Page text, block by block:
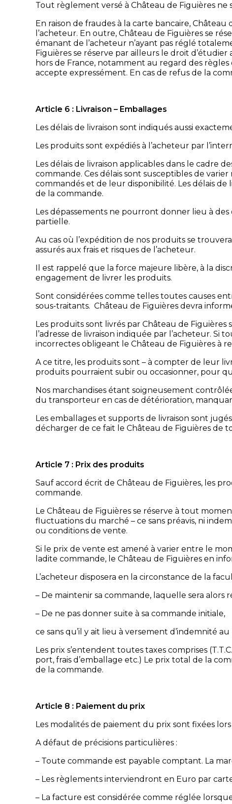
Tout règlement versé à Château de Figuières ne
En raison de fraudes à la carte bancaire,
l’acheteur. En outre, Château de Figuières se
émanant de l’acheteur n’ayant pas réglé
Figuières se réserve par ailleurs le droit
hors de France, notamment au regard des
accepte expressément. En cas de refus de la
Article 6 : Livraison – Emballages
Les délais de livraison sont indiqués aussi
Les produits sont expédiés à l’acheteur par
Les délais de livraison applicables dans le cadre
commande. Ces délais sont susceptibles de
commandés et de leur disponibilité. Les délais
de la commande.
Les dépassements ne pourront donner lieu à
partielle.
Au cas où l’expédition de nos produits se
assurés aux frais et risques de l’acheteur.
Il est rappelé que la force majeure libère, à la
engagement de livrer les produits.
Sont considérées comme telles toutes causes
sous-traitants. Château de Figuières devra
Les produits sont livrés par Château de
l’adresse de livraison indiquée par l’acheteur. Si
incorrectes obligeant le Château de Figuières à
A ce titre, les produits sont – à compter de leur
produits pourraient subir ou occasionner, pour
Nos marchandises étant soigneusement
du transporteur en cas de détérioration,
Les emballages et supports de livraison sont
décharger de ce fait le Château de Figuières
Article 7 : Prix des produits
Sauf accord écrit de Château de Figuières, les
commande.
Le Château de Figuières se réserve à tout
fluctuations du marché – ce sans préavis, ni
ou conditions de vente.
Si le prix de vente est amené à varier entre le
ladite commande, le Château de Figuières en
L’acheteur disposera en la circonstance de la
– De maintenir sa commande, laquelle sera alors
– De ne pas donner suite à sa commande initiale,
ce sans qu’il y ait lieu à versement d’indemnité
Les prix s’entendent toutes taxes comprises
port, frais d’emballage etc.) Le prix total de la
de la commande.
Article 8 : Paiement du prix
Les modalités de paiement du prix sont fixées
A défaut de précisions particulières :
– Toute commande est payable comptant. La
– Les règlements interviendront en Euro par
– La facture est considérée comme réglée